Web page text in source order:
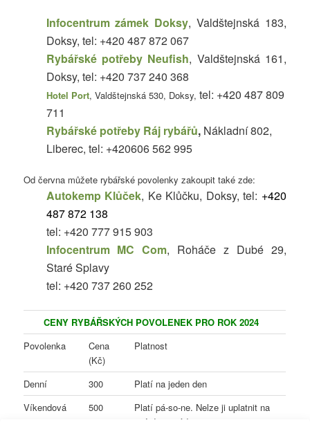
Infocentrum zámek Doksy, Valdštejnská 183,
Doksy, tel: +420 487 872 067
Rybářské potřeby Neufish, Valdštejnská 161,
Doksy, tel: +420 737 240 368
Hotel Port, Valdštejnská 530, Doksy, tel: +420 487 809
711
Rybářské potřeby Ráj rybářů,Nákladní 802,
Liberec, tel: +420606 562 995
Od června můžete rybářské povolenky zakoupit také zde:
Autokemp Klůček, Ke Klůčku, Doksy, tel: +420
487 872 138
tel: +420 777 915 903
Infocentrum MC Com, Roháče z Dubé 29,
Staré Splavy
tel: +420 737 260 252
CENY RYBÁŘSKÝCH POVOLENEK PRO ROK 2024
Povolenka
Cena
(Kč)
Platnost
Denní 300
Platí na jeden den
Víkendová
500
Platí pá-so-ne. Nelze ji uplatnit na
jiné dny v týdnu